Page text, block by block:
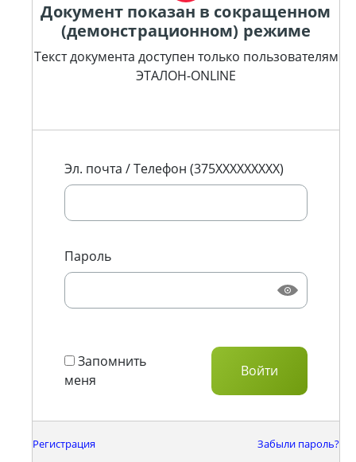
Документ показан в сокращенном
(демонстрационном) режиме
Текст документа доступен только пользователям
ЭТАЛОН-ONLINE
Эл. почта / Телефон (375XXXXXXXXX)
Пароль
Запомнить
меня
Регистрация Забыли пароль?